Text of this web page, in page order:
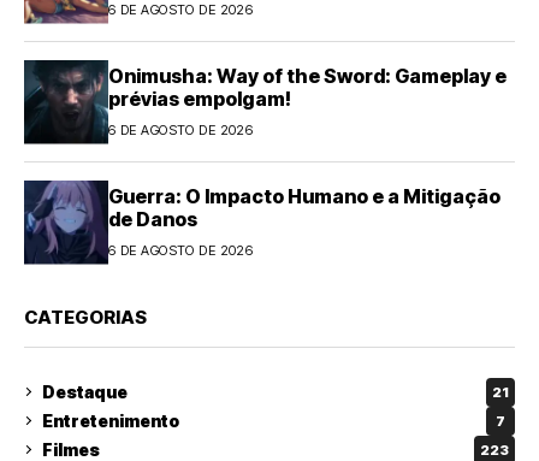
6 DE AGOSTO DE 2026
Onimusha: Way of the Sword: Gameplay e
prévias empolgam!
6 DE AGOSTO DE 2026
Guerra: O Impacto Humano e a Mitigação
de Danos
6 DE AGOSTO DE 2026
CATEGORIAS
Destaque 21
Entretenimento 7
Filmes 223